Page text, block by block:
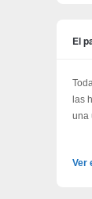
El
las
una
Ver